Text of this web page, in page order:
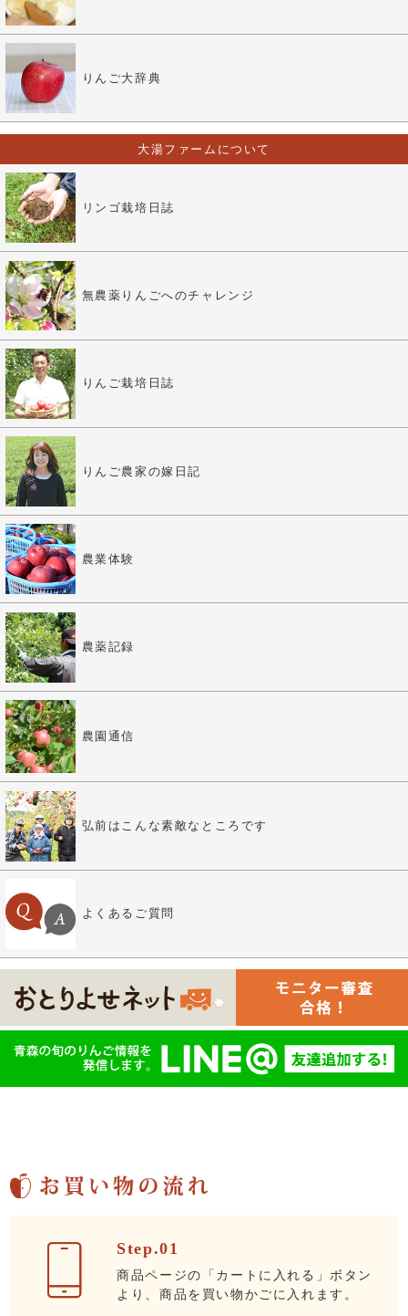
りんご大辞典
大湯ファームについて
リンゴ栽培日誌
無農薬りんごへのチャレンジ
りんご栽培日誌
りんご農家の嫁日記
農業体験
農薬記録
農園通信
弘前はこんな素敵なところです
よくあるご質問
Step.01
商品ページの「カートに入れる」ボタン
より、商品を買い物かごに入れます。